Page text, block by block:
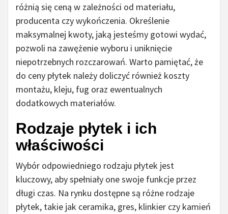
różnią się ceną w zależności od materiału,
producenta czy wykończenia. Określenie
maksymalnej kwoty, jaką jesteśmy gotowi wydać,
pozwoli na zawężenie wyboru i uniknięcie
niepotrzebnych rozczarowań. Warto pamiętać, że
do ceny płytek należy doliczyć również koszty
montażu, kleju, fug oraz ewentualnych
dodatkowych materiałów.
Rodzaje płytek i ich
właściwości
Wybór odpowiedniego rodzaju płytek jest
kluczowy, aby spełniały one swoje funkcje przez
długi czas. Na rynku dostępne są różne rodzaje
płytek, takie jak ceramika, gres, klinkier czy kamień